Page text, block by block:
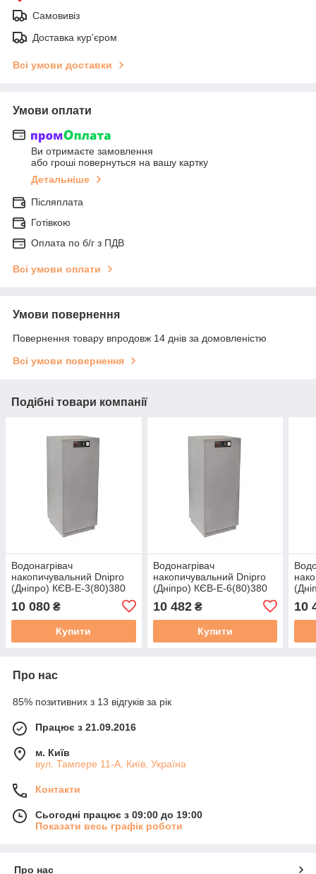
Самовивіз
Доставка кур'єром
Всі умови доставки
Умови оплати
Ви отримаєте замовлення
або гроші повернуться на вашу картку
Детальніше
Післяплата
Готівкою
Оплата по б/г з ПДВ
Всі умови оплати
Умови повернення
Повернення товару впродовж 14 днів за домовленістю
Всі умови повернення
Подібні товари компанії
Водонагрівач
накопичувальний Dnipro
(Дніпро) КЄВ-Е-3(80)380
10 080 ₴
Купити
Водонагрівач
накопичувальний Dnipro
(Дніпро) КЄВ-Е-6(80)380
10 482₴
Купити
10
Про нас
85% позитивних з 13 відгуків за рік
Працює з 21.09.2016
м. Київ
вул. Тампере 11-А, Київ, Україна
Контакти
Сьогодні працює з 09:00 до 19:00
Показати весь графік роботи
Про нас